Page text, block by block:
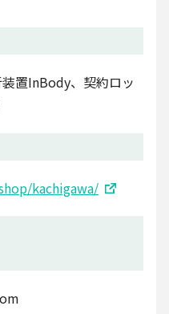
置InBody、契約ロッ
kachigawa/